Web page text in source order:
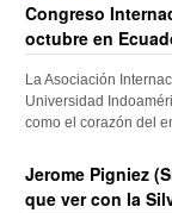
Congreso
octubre en
La Asociación
Universidad
como el corazón del
Jerome Pigniez
que ver con la